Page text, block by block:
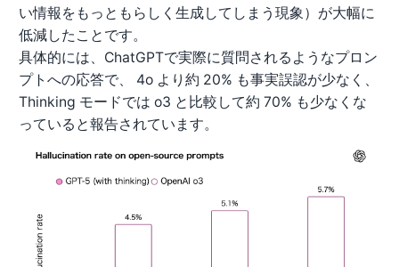
い情報をもっともらしく生成してしまう現象）が大幅に
低減したことです。
具体的には、ChatGPTで実際に質問されるようなプロン
プトへの応答で、 4o より約 20% も事実誤認が少なく、
Thinking モードでは o3 と比較して約 70% も少なくな
っていると報告されています。